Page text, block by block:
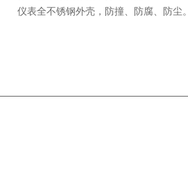
仪表全不锈钢外壳，防撞、防腐、防尘。